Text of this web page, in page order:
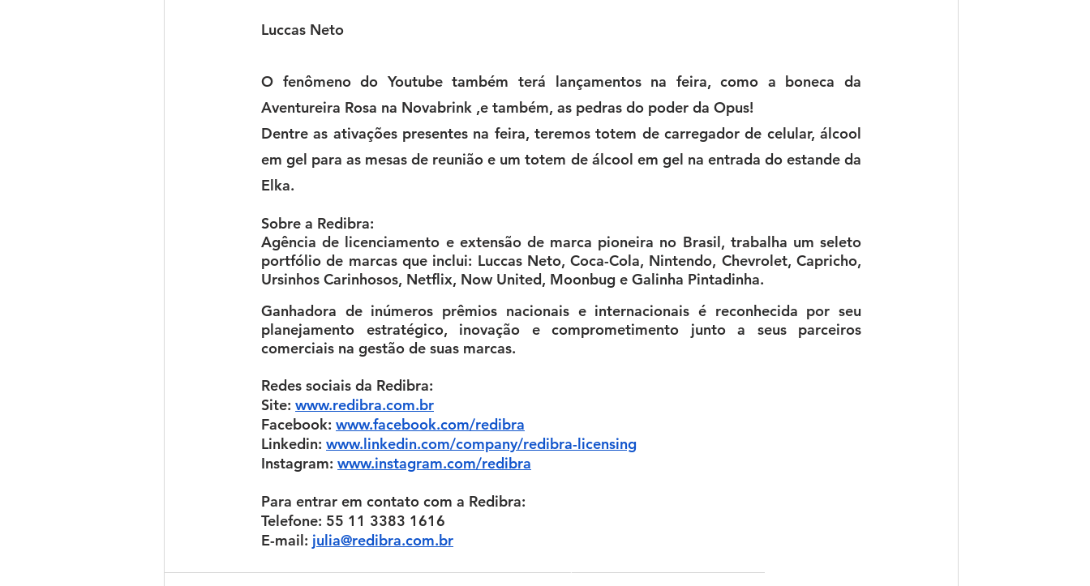
Luccas Neto
O fenômeno do Youtube também terá lançamentos na feira, como a boneca da
Aventureira Rosa na Novabrink ,e também, as pedras do poder da Opus!
Dentre as ativações presentes na feira, teremos totem de carregador de celular, álcool
em gel para as mesas de reunião e um totem de álcool em gel na entrada do estande da
Elka.
Sobre a Redibra:
Agência de licenciamento e extensão de marca pioneira no Brasil, trabalha um seleto
portfólio de marcas que inclui: Luccas Neto, Coca-Cola, Nintendo, Chevrolet, Capricho,
Ursinhos Carinhosos, Netflix, Now United, Moonbug e Galinha Pintadinha.
Ganhadora de inúmeros prêmios nacionais e internacionais é reconhecida por seu
planejamento estratégico, inovação e comprometimento junto a seus parceiros
comerciais na gestão de suas marcas.
Redes sociais da Redibra:
Site: www.redibra.com.br
Facebook: www.facebook.com/redibra
Linkedin: www.linkedin.com/company/redibra-licensing
Instagram: www.instagram.com/redibra
Para entrar em contato com a Redibra:
Telefone: 55 11 3383 1616
E-mail: julia@redibra.com.br